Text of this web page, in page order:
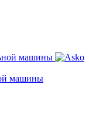
машины